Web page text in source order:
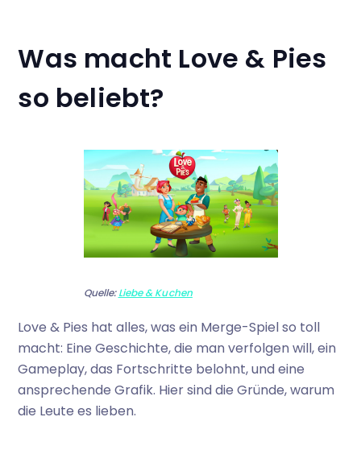
Was macht Love & Pies
so beliebt?
Quelle:Liebe & Kuchen
Love & Pies hat alles, was ein Merge-Spiel so toll
macht: Eine Geschichte, die man verfolgen will, ein
Gameplay, das Fortschritte belohnt, und eine
ansprechende Grafik. Hier sind die Gründe, warum
die Leute es lieben.